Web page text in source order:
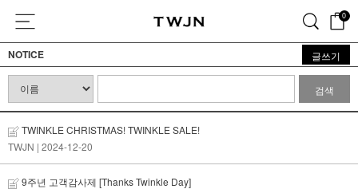
0
NOTICE 글쓰기
검색
TWINKLE CHRISTMAS! TWINKLE SALE!
TWJN | 2024-12-20
9주년 고객감사제 [Thanks Twinkle Day]